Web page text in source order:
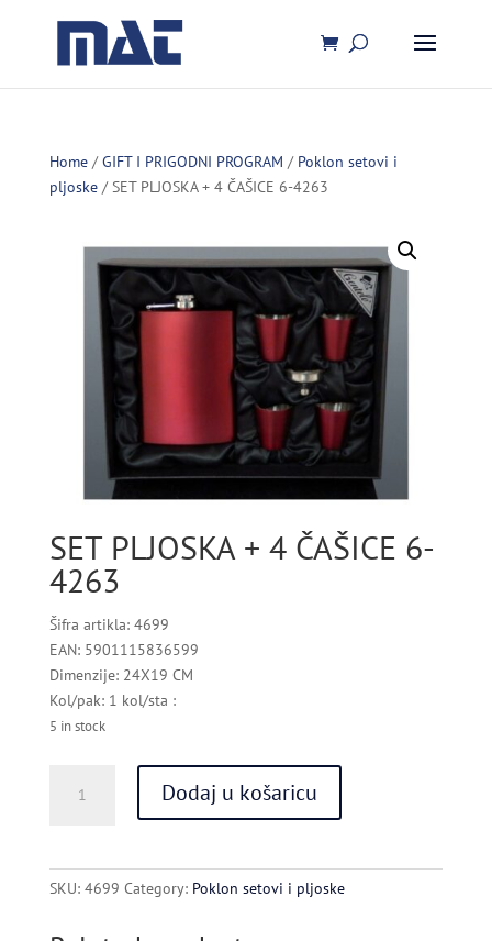
Home/GIFT I PRIGODNI PROGRAM / Poklon setovi i
pljoske/ SET PLJOSKA + 4 ČAŠICE 6-4263
SET PLJOSKA + 4 ČAŠICE 6-
4263
Šifra artikla: 4699
EAN: 5901115836599
Dimenzije: 24X19 CM
Kol/pak: 1 kol/sta :
5 in stock
PLJOSKA
Dodaj u košaricu
SKU: 4699 Category: Poklon setovi i pljoske